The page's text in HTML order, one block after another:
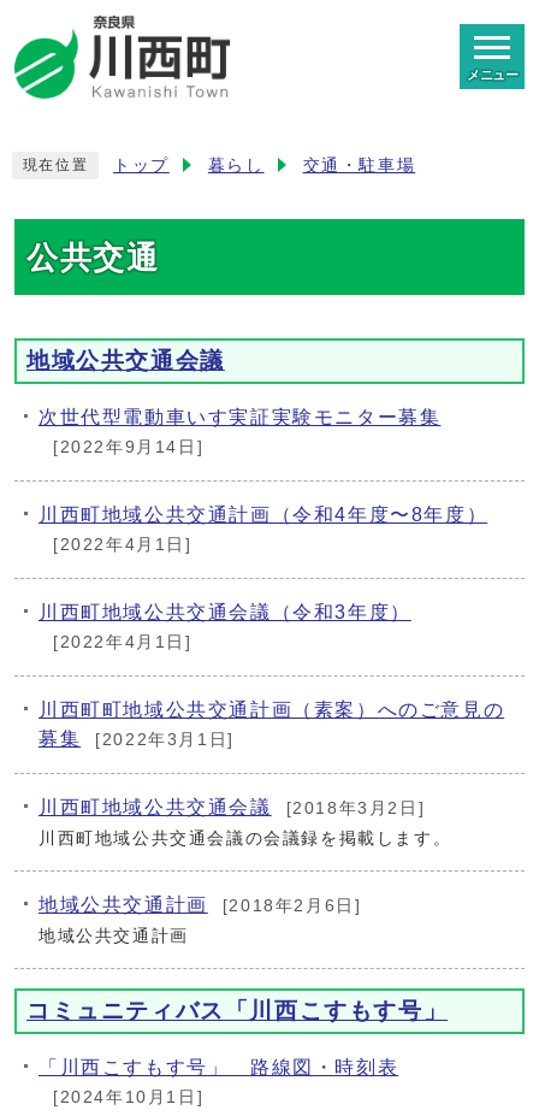
メニュー
現在位置 トップ 暮らし 交通・駐車場
公共交通
地域公共交通会議
次世代型電動車いす実証実験モニター募集
[2022年9月14日]
川西町地域公共交通計画（令和4年度〜8年度）
[2022年4月1日]
川西町地域公共交通会議（令和3年度）
[2022年4月1日]
川西町町地域公共交通計画（素案）へのご意見の
募集
[2022年3月1日]
川西町地域公共交通会議
[2018年3月2日]
川西町地域公共交通会議の会議録を掲載します。
地域公共交通計画
[2018年2月6日]
地域公共交通計画
コミュニティバス「川西こすもす号」
「川西こすもす号」 路線図・時刻表
[2024年10月1日]